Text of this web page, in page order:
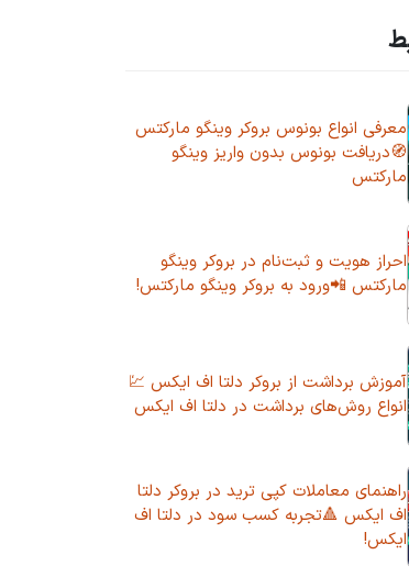
معرفی انواع بونوس بروکر وینگو مارکتس
🧭دریافت بونوس بدون واریز وینگو
مارکتس
احراز هویت و ثبت‌نام در بروکر وینگو
مارکتس 📲ورود به بروکر وینگو مارکتس!
آموزش برداشت از بروکر دلتا اف ایکس 💹
انواع روش‌های برداشت در دلتا اف ایکس
راهنمای معاملات کپی ترید در بروکر دلتا
اف ایکس 🔺تجربه کسب سود در دلتا اف
ایکس!